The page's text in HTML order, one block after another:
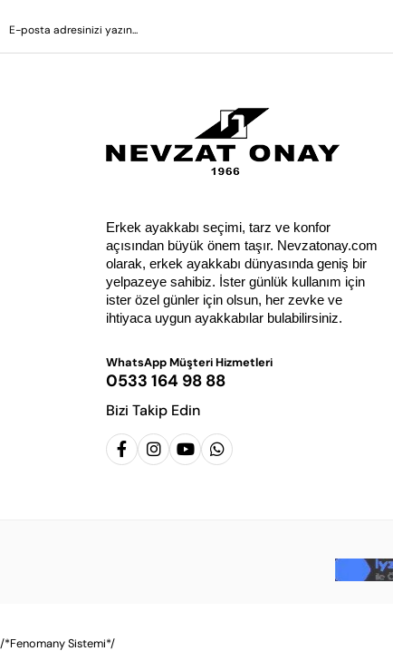
Erkek ayakkabı seçimi, tarz ve konfor
açısından büyük önem taşır. Nevzatonay.com
olarak, erkek ayakkabı dünyasında geniş bir
yelpazeye sahibiz. İster günlük kullanım için
ister özel günler için olsun, her zevke ve
ihtiyaca uygun ayakkabılar bulabilirsiniz.
WhatsApp Müşteri Hizmetleri
0533 164 98 88
Bizi Takip Edin
/*Fenomany Sistemi*/